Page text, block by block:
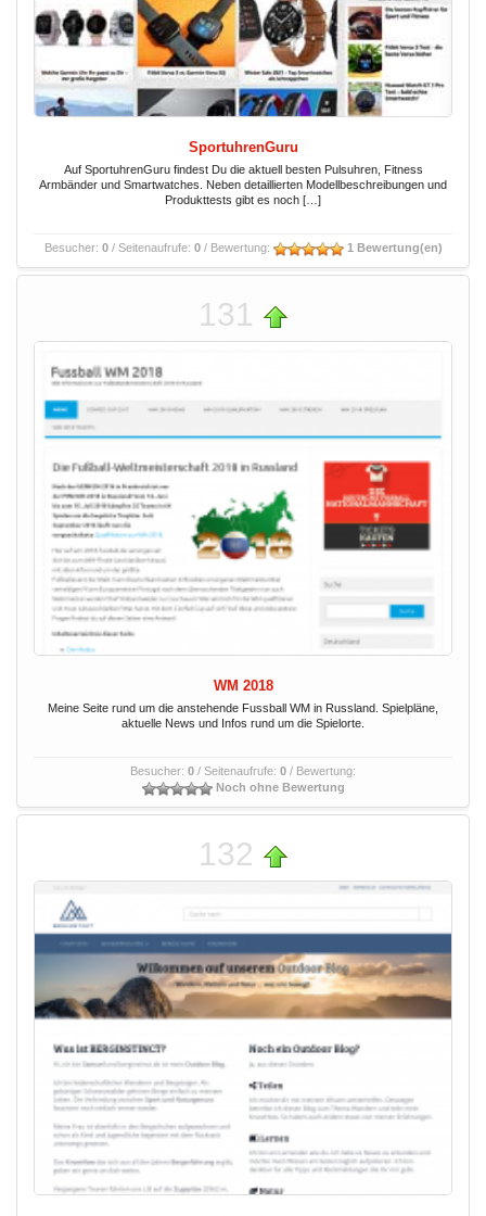
SportuhrenGuru
Auf SportuhrenGuru findest Du die aktuell besten Pulsuhren, Fitness
Armbänder und Smartwatches. Neben detaillierten Modellbeschreibungen und
Produkttests gibt es noch […]
Besucher: 0/ Seitenaufrufe: 0/ Bewertung: 1 Bewertung(en)
131
WM 2018
Meine Seite rund um die anstehende Fussball WM in Russland. Spielpläne,
aktuelle News und Infos rund um die Spielorte.
Besucher: 0 / Seitenaufrufe: 0 / Bewertung:
Noch ohne Bewertung
132